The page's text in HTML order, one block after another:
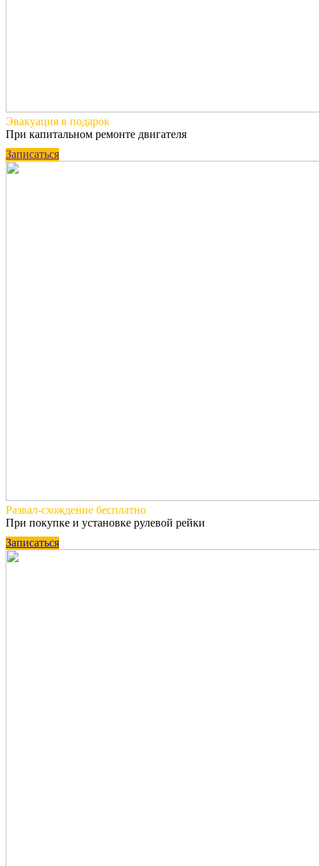
Эвакуация в подарок
При капитальном ремонте двигателя
Записаться
Развал-схождение бесплатно
При покупке и установке рулевой рейки
Записаться